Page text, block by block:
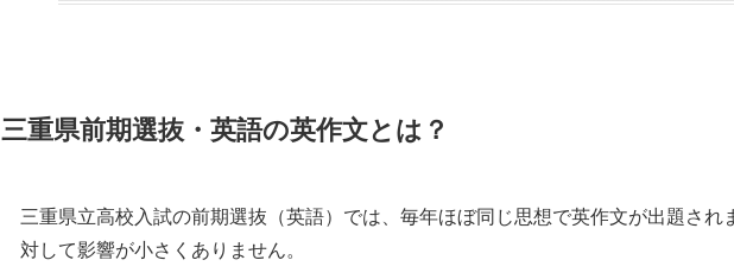
三重県前期選抜・英語の英作文とは？
三重県立高校入試の前期選抜（英語）では、毎年ほぼ同じ思想で英作文が出題され
対して影響が小さくありません。